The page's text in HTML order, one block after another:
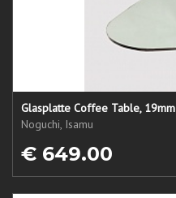
Glasplatte Coffee Table, 19mm
Noguchi, Isamu
€ 649.00